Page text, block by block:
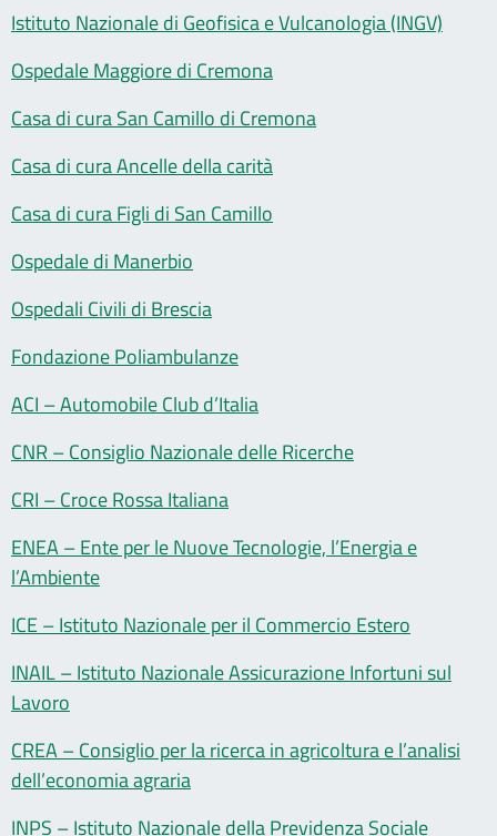
Istituto Nazionale di Geofisica e Vulcanologia (INGV)
Ospedale Maggiore di Cremona
Casa di cura San Camillo di Cremona
Casa di cura Ancelle della carità
Casa di cura Figli di San Camillo
Ospedale di Manerbio
Ospedali Civili di Brescia
Fondazione Poliambulanze
ACI – Automobile Club d’Italia
CNR – Consiglio Nazionale delle Ricerche
CRI – Croce Rossa Italiana
ENEA – Ente per le Nuove Tecnologie, l’Energia e
l’Ambiente
ICE – Istituto Nazionale per il Commercio Estero
INAIL – Istituto Nazionale Assicurazione Infortuni sul
Lavoro
CREA – Consiglio per la ricerca in agricoltura e l’analisi
dell’economia agraria
INPS – Istituto Nazionale della Previdenza Sociale